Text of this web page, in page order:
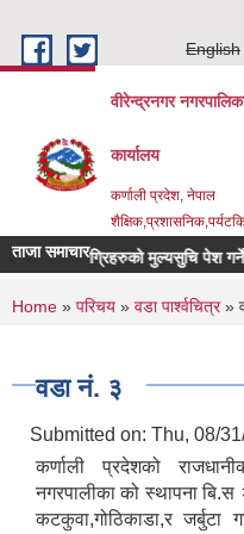
English
वीरेन्द्रनगर
कार्यालय
कर्णाली प्रदेश, नेपाल
ताजा समाचार
सामाग्रिहरुको मुल्यसुचि पेश गर्ने
You are here
Home » परिचय » वडा पार्श्वचित्र»
वडा नं. ३
Submitted on: Thu, 08/
कर्णाली प्रदेशको
नगरपालीका को स्थापना
कटकुवा,गोठिकाडा,र जर्बुटा